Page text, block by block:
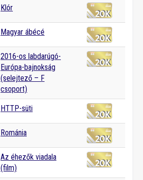
Klór
Magyar ábécé
2016-os labdarúgó-
Európa-bajnokság
(selejtező – F
csoport)
HTTP-süti
Románia
Az éhezők viadala
(film)